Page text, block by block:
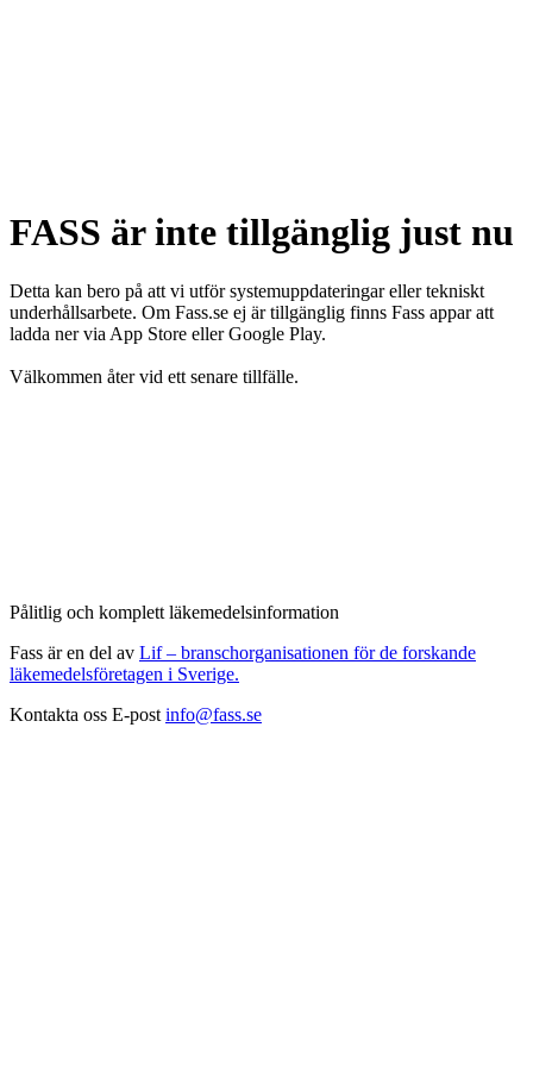
FASS är inte tillgänglig just nu
Detta kan bero på att vi utför systemuppdateringar eller tekniskt
underhållsarbete. Om Fass.se ej är tillgänglig finns Fass appar att
ladda ner via App Store eller Google Play.
Välkommen åter vid ett senare tillfälle.
Pålitlig och komplett läkemedelsinformation
Fass är en del av Lif – branschorganisationen för de forskande
läkemedelsföretagen i Sverige.
Kontakta oss E-post info@fass.se